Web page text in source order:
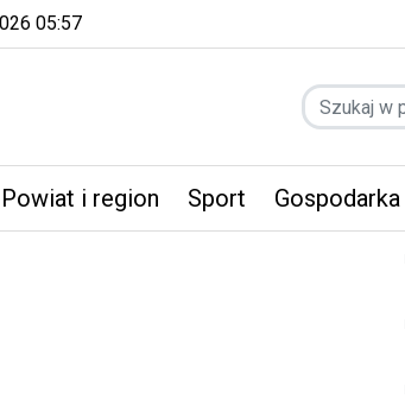
05:57
Powiat i region Sport Gospodarka